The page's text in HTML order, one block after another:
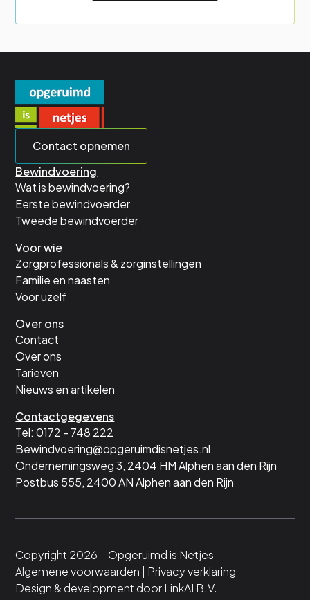
Contact opnemen
Bewindvoering
Wat is bewindvoering?
Eerste bewindvoerder
Tweede bewindvoerder
Voor wie
Zorgprofessionals & zorginstellingen
Familie en naasten
Voor uzelf
Over ons
Contact
Over ons
Tarieven
Nieuws en artikelen
Contactgegevens
Tel: 0172 - 748 222
Bewindvoering@opgeruimdisnetjes.nl
Ondernemingsweg 3, 2404 HM Alphen aan den Rijn
Postbus 555, 2400 AN Alphen aan den Rijn
Copyright 2026 – Opgeruimd is Netjes
Algemene voorwaarden | Privacy verklaring
Design & development door LinkAI B.V.